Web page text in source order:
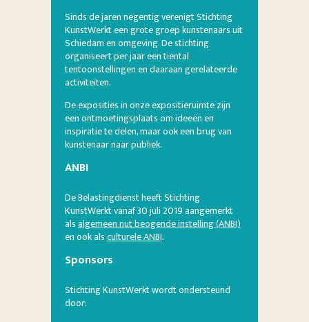
Sinds de jaren negentig verenigt Stichting
KunstWerkt een grote groep kunstenaars uit
Schiedam en omgeving. De stichting
organiseert per jaar een tiental
tentoonstellingen en daaraan gerelateerde
activiteiten.
De exposities in onze expositieruimte zijn
een ontmoetingsplaats om ideeën en
inspiratie te delen, maar ook een brug van
kunstenaar naar publiek.
ANBI
De Belastingdienst heeft Stichting
KunstWerkt vanaf 30 juli 2019 aangemerkt
alsalgemeen nut beogende instelling (ANBI)
en ook alsculturele ANBI.
Sponsors
Stichting KunstWerkt wordt ondersteund
door: